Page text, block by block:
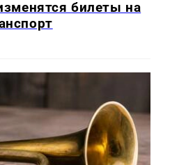
билеты на